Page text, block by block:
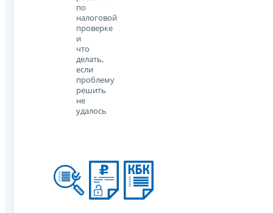
по
налоговой
проверке
и
что
делать,
если
проблему
решить
не
удалось